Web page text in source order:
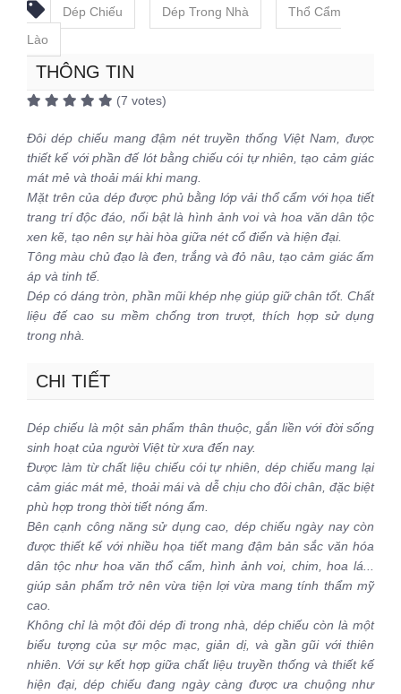
Dép Chiếu Dép Trong Nhà
Thổ Cẩm
Lào
THÔNG TIN
(7 votes)
Đôi dép chiếu mang đậm nét truyền thống Việt Nam, được
thiết kế với phần đế lót bằng chiếu cói tự nhiên, tạo cảm giác
mát mẻ và thoải mái khi mang.
Mặt trên của dép được phủ bằng lớp vải thổ cẩm với họa tiết
trang trí độc đáo, nổi bật là hình ảnh voi và hoa văn dân tộc
xen kẽ, tạo nên sự hài hòa giữa nét cổ điển và hiện đại.
Tông màu chủ đạo là đen, trắng và đỏ nâu, tạo cảm giác ấm
áp và tinh tế.
Dép có dáng tròn, phần mũi khép nhẹ giúp giữ chân tốt. Chất
liệu đế cao su mềm chống trơn trượt, thích hợp sử dụng
trong nhà.
CHI TIẾT
Dép chiếu là một sản phẩm thân thuộc, gắn liền với đời sống
sinh hoạt của người Việt từ xưa đến nay.
Được làm từ chất liệu chiếu cói tự nhiên, dép chiếu mang lại
cảm giác mát mẻ, thoải mái và dễ chịu cho đôi chân, đặc biệt
phù hợp trong thời tiết nóng ẩm.
Bên cạnh công năng sử dụng cao, dép chiếu ngày nay còn
được thiết kế với nhiều họa tiết mang đậm bản sắc văn hóa
dân tộc như hoa văn thổ cẩm, hình ảnh voi, chim, hoa lá...
giúp sản phẩm trở nên vừa tiện lợi vừa mang tính thẩm mỹ
cao.
Không chỉ là một đôi dép đi trong nhà, dép chiếu còn là một
biểu tượng của sự mộc mạc, giản dị, và gần gũi với thiên
nhiên. Với sự kết hợp giữa chất liệu truyền thống và thiết kế
hiện đại, dép chiếu đang ngày càng được ưa chuộng như